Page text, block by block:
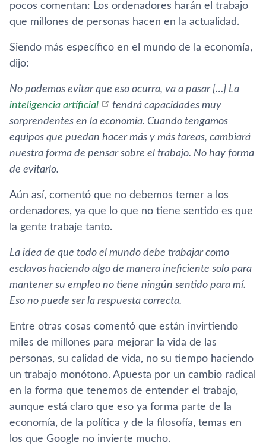
pocos comentan: Los ordenadores harán el trabajo
que millones de personas hacen en la actualidad.
Siendo más especí­fico en el mundo de la economí­a,
dijo:
No podemos evitar que eso ocurra, va a pasar […] La
inteligencia artificial
tendrá capacidades muy
sorprendentes en la economí­a. Cuando tengamos
equipos que puedan hacer más y más tareas, cambiará
nuestra forma de pensar sobre el trabajo. No hay forma
de evitarlo.
Aún así­, comentó que no debemos temer a los
ordenadores, ya que lo que no tiene sentido es que
la gente trabaje tanto.
La idea de que todo el mundo debe trabajar como
esclavos haciendo algo de manera ineficiente solo para
mantener su empleo no tiene ningún sentido para mí­.
Eso no puede ser la respuesta correcta.
Entre otras cosas comentó que están invirtiendo
miles de millones para mejorar la vida de las
personas, su calidad de vida, no su tiempo haciendo
un trabajo monótono. Apuesta por un cambio radical
en la forma que tenemos de entender el trabajo,
aunque está claro que eso ya forma parte de la
economí­a, de la polí­tica y de la filosofí­a, temas en
los que Google no invierte mucho.